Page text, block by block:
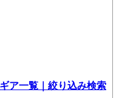
ギア一覧｜絞り込み検索